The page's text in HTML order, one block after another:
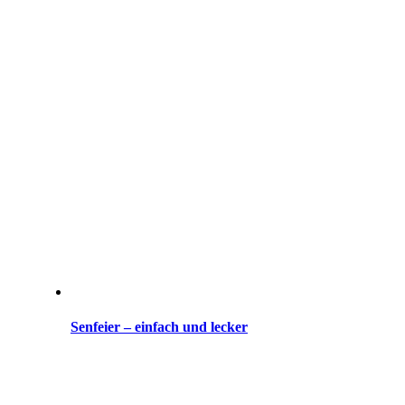
Senfeier – einfach und lecker